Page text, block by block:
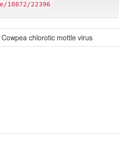
22396
chlorotic mottle virus